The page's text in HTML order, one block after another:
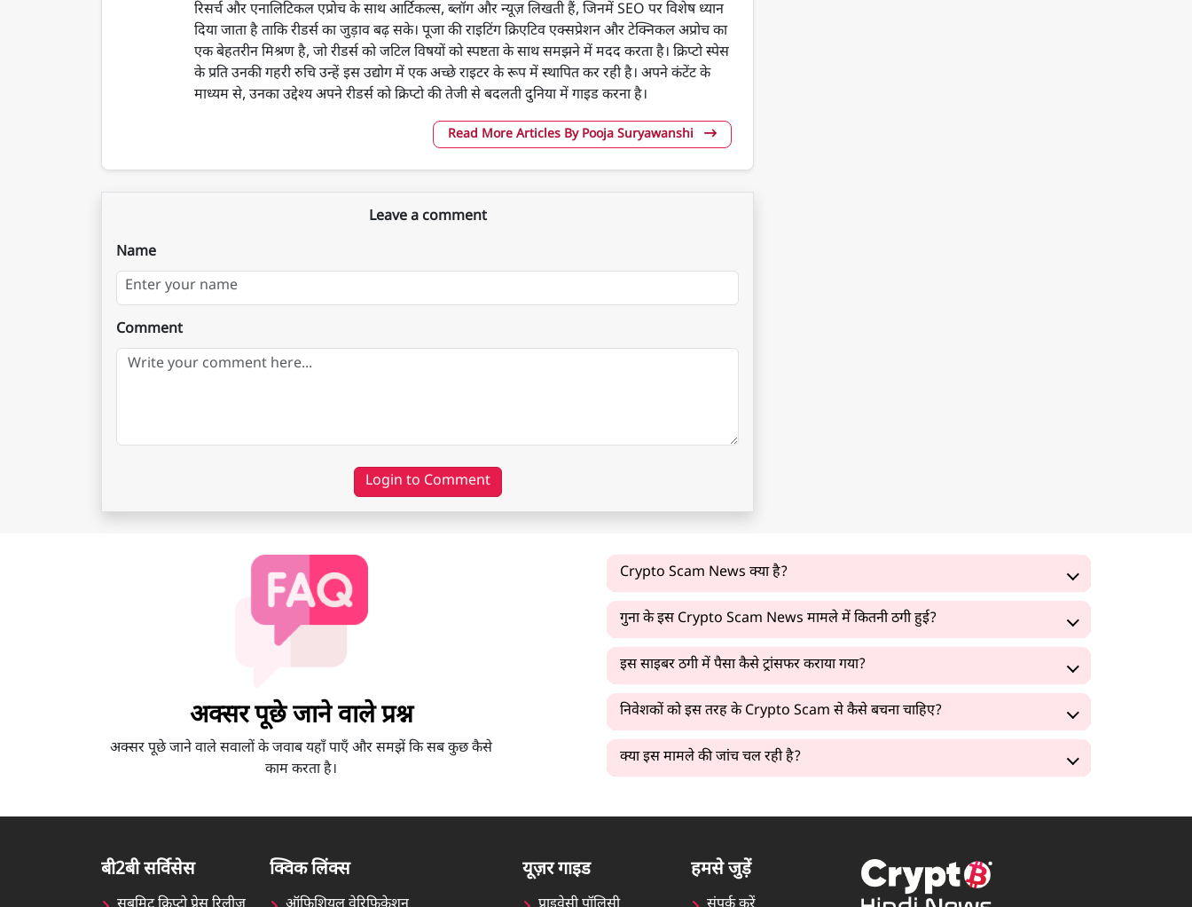
रिसर्च और एनालिटिकल एप्रोच के साथ आर्टिकल्स, ब्लॉग और न्यूज़ लिखती हैं, जिनमें SEO पर विशेष ध्यान
दिया जाता है ताकि रीडर्स का जुड़ाव बढ़ सके। पूजा की राइटिंग क्रिएटिव एक्सप्रेशन और टेक्निकल अप्रोच का
एक बेहतरीन मिश्रण है, जो रीडर्स को जटिल विषयों को स्पष्टता के साथ समझने में मदद करता है। क्रिप्टो स्पेस
के प्रति उनकी गहरी रुचि उन्हें इस उद्योग में एक अच्छे राइटर के रूप में स्थापित कर रही है। अपने कंटेंट के
माध्यम से, उनका उद्देश्य अपने रीडर्स को क्रिप्टो की तेजी से बदलती दुनिया में गाइड करना है।
Read More Articles By Pooja Suryawanshi
Leave a comment
Name
Comment
Login to Comment
अक्सर पूछे जाने वाले प्रश्न
अक्सर पूछे जाने वाले सवालों के जवाब यहाँ पाएँ और समझें कि सब कुछ कैसे
काम करता है।
Crypto Scam News क्या है?
गुना के इस Crypto Scam News मामले में कितनी ठगी हुई?
इस साइबर ठगी में पैसा कैसे ट्रांसफर कराया गया?
निवेशकों को इस तरह के Crypto Scam से कैसे बचना चाहिए?
क्या इस मामले की जांच चल रही है?
बी2बी सर्विसेस क्विक लिंक्स यूज़र गाइड हमसे जुड़ें